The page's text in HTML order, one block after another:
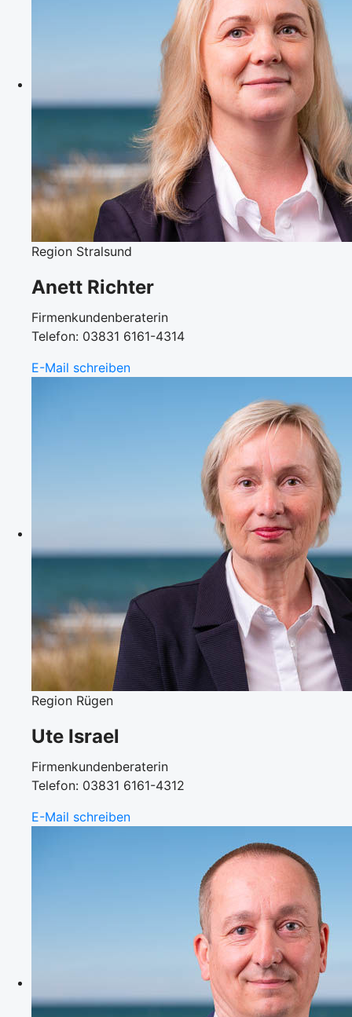
Region Stralsund
Anett Richter
Firmenkundenberaterin
Telefon: 03831 6161-4314
E-Mail schreiben
Region Rügen
Ute Israel
Firmenkundenberaterin
Telefon: 03831 6161-4312
E-Mail schreiben